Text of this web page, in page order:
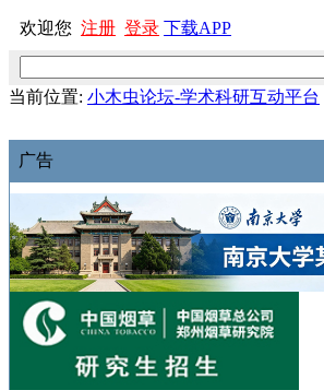
欢迎您 注册 登录 下载APP
当前位置: 小木虫论坛-学术科研互动平台
广告